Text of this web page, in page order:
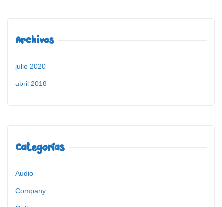
Archivos
julio 2020
abril 2018
Categorías
Audio
Company